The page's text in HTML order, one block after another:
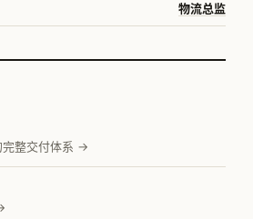
物流总监
完整交付体系 →